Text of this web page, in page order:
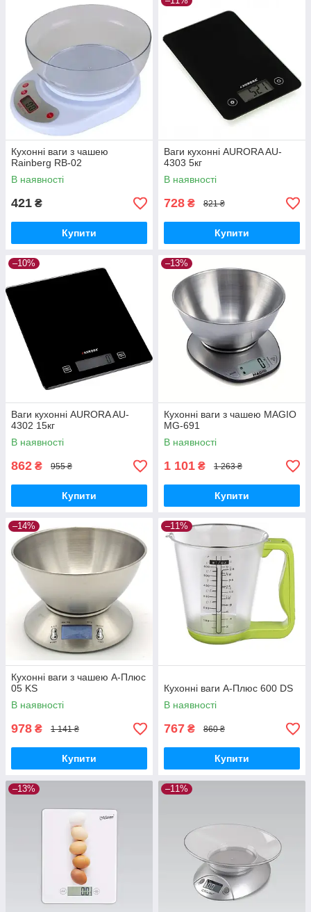
Кухонні ваги з чашею
Rainberg RB-02
В наявності
421 ₴
Купити
Ваги кухонні AURORA AU-
4303 5кг
В наявності
728 ₴ 821 ₴
Купити
–10%
Ваги кухонні AURORA AU-
4302 15кг
В наявності
862 ₴ 955 ₴
Купити
–13%
Кухонні ваги з чашею MAGIO
MG-691
В наявності
1 101 ₴ 1 263 ₴
Купити
–14%
Кухонні ваги з чашею А-Плюс
05 KS
В наявності
978 ₴ 1 141 ₴
Купити
–11%
Кухонні ваги А-Плюс 600 DS
В наявності
767 ₴ 860 ₴
Купити
–13% –11%